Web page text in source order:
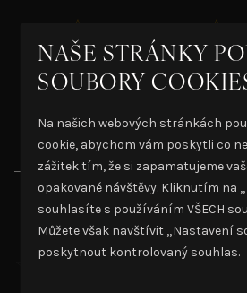
Prostorný
NAŠE STRÁNKY
SOUBORY
Na našich webových stránkách
cookie, abychom vám poskytli co
zážitek tím, že si zapamatujeme
opakované návštěvy. Kliknutím na
souhlasíte s používáním VŠECH
Můžete však navštívit „Nastavení
poskytnout kontrolovaný souhlas.